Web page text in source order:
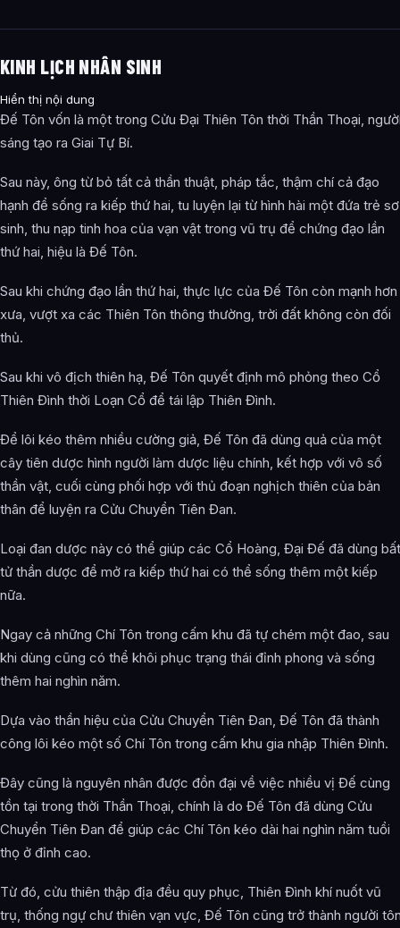
KINH LỊCH NHÂN SINH
Hiển thị nội dung
Đế Tôn vốn là một trong Cửu Đại Thiên Tôn thời Thần Thoại,
sáng tạo ra Giai Tự Bí.
Sau này, ông từ bỏ tất cả thần thuật, pháp tắc, thậm chí cả đạo
hạnh để sống ra kiếp thứ hai, tu luyện lại từ hình hài một đứa trẻ sơ
sinh, thu nạp tinh hoa của vạn vật trong vũ trụ để chứng đạo lần
thứ hai, hiệu là Đế Tôn.
Sau khi chứng đạo lần thứ hai, thực lực của Đế Tôn còn mạnh hơn
xưa, vượt xa các Thiên Tôn thông thường, trời đất không còn đối
thủ.
Sau khi vô địch thiên hạ, Đế Tôn quyết định mô phỏng theo Cổ
Thiên Đình thời Loạn Cổ để tái lập Thiên Đình.
Để lôi kéo thêm nhiều cường giả, Đế Tôn đã dùng quả của một
cây tiên dược hình người làm dược liệu chính, kết hợp với vô số
thần vật, cuối cùng phối hợp với thủ đoạn nghịch thiên của bản
thân để luyện ra Cửu Chuyển Tiên Đan.
Loại đan dược này có thể giúp các Cổ Hoàng, Đại Đế đã dùng bất
tử thần dược để mở ra kiếp thứ hai có thể sống thêm một kiếp
nữa.
Ngay cả những Chí Tôn trong cấm khu đã tự chém một đao, sau
khi dùng cũng có thể khôi phục trạng thái đỉnh phong và sống
thêm hai nghìn năm.
Dựa vào thần hiệu của Cửu Chuyển Tiên Đan, Đế Tôn đã thành
công lôi kéo một số Chí Tôn trong cấm khu gia nhập Thiên Đình.
Đây cũng là nguyên nhân được đồn đại về việc nhiều vị Đế cùng
tồn tại trong thời Thần Thoại, chính là do Đế Tôn đã dùng Cửu
Chuyển Tiên Đan để giúp các Chí Tôn kéo dài hai nghìn năm tuổi
thọ ở đỉnh cao.
Từ đó, cửu thiên thập địa đều quy phục, Thiên Đình khí nuốt vũ
trụ, thống ngự chư thiên vạn vực, Đế Tôn cũng trở thành người